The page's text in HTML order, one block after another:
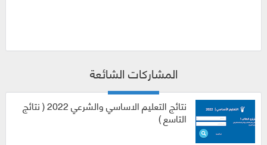
المشاركات الشائعة
نتائج التعليم الاساسي والشرعي 2022 ( نتائج
التاسع )